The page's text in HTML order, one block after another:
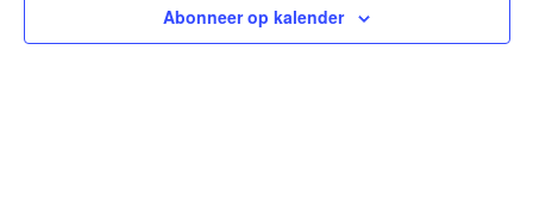
Abonneer op kalender